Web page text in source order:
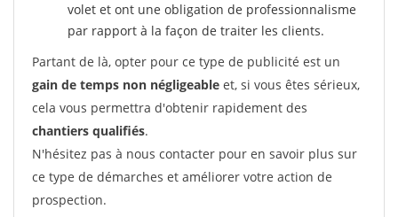
volet et ont une obligation de professionnalisme
par rapport à la façon de traiter les clients.
Partant de là, opter pour ce type de publicité est un
gain de temps non négligeable et, si vous êtes sérieux,
cela vous permettra d'obtenir rapidement des
chantiers qualifiés.
N'hésitez pas à nous contacter pour en savoir plus sur
ce type de démarches et améliorer votre action de
prospection.